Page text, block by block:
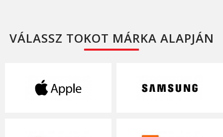
VÁLASSZ TOKOT MÁRKA ALAPJÁN